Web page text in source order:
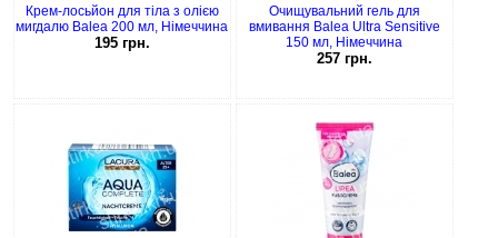
Крем-лосьйон для тіла з олією
мигдалю Balea 200 мл, Німеччина
195 грн.
Очищувальний гель для
вмивання Balea Ultra Sensitive
150 мл, Німеччина
257 грн.